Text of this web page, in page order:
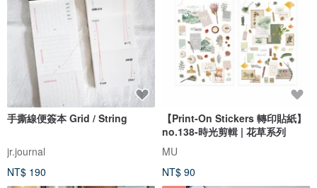
手撕線便簽本 Grid / String
jr.journal
NT$ 190
【Print-On Stickers 轉印貼紙】
no.138-時光剪輯 | 花草系列
MU
NT$ 90